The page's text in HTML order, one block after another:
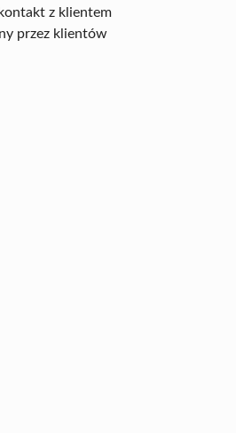
z klientem
przez klientów